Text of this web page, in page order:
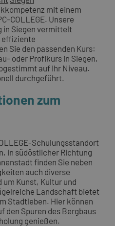
mit einem
COLLEGE. Unsere
in Siegen vermittelt
effiziente
Sie den passenden Kurs:
oder Profikurs in Siegen,
auf Ihr Niveau.
durchgeführt.
zum
Schulungsstandort
in südöstlicher Richtung
finden Sie neben
auch diverse
Kunst, Kultur und
Landschaft bietet
Stadtleben. Hier können
den Spuren des Bergbaus
genießen.